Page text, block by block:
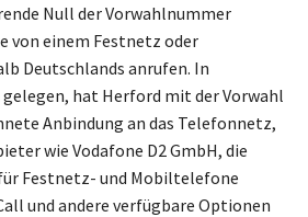
Null der Vorwahlnummer
von einem Festnetz oder
Deutschlands anrufen. In
hat Herford mit der Vorwahl
Anbindung an das Telefonnetz,
wie Vodafone D2 GmbH, die
Festnetz- und Mobiltelefone
und andere verfügbare Optionen